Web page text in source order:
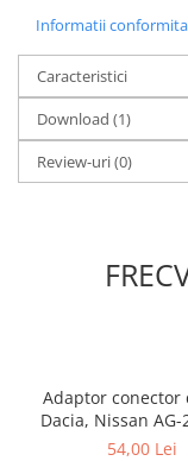
Informatii
Caracteristici
Download (1)
Review-uri(0)
Adaptor conector
Dacia, Nissan AG-
bucati
54,00 Lei